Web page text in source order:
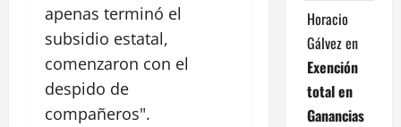
apenas terminó el
subsidio estatal,
comenzaron con el
despido de
compañeros".
Horacio
Gálvezen
Exención
total en
Ganancias